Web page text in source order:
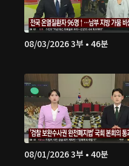
08/03/2026 3부 • 46분
08/01/2026 3부 • 40분